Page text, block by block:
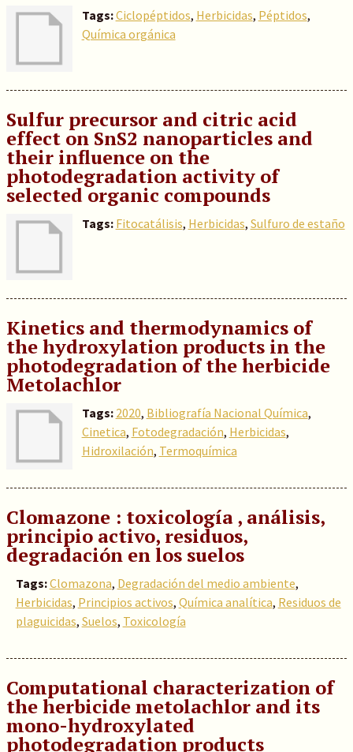
Tags:Ciclopéptidos, Herbicidas, Péptidos,
Química orgánica
Sulfur precursor and citric acid
effect on SnS2 nanoparticles and
their influence on the
photodegradation activity of
selected organic compounds
Tags: Fitocatálisis, Herbicidas, Sulfuro de estaño
Kinetics and thermodynamics of
the hydroxylation products in the
photodegradation of the herbicide
Metolachlor
Tags: 2020, Bibliografía Nacional Química,
Cinetica, Fotodegradación, Herbicidas,
Hidroxilación, Termoquímica
Clomazone : toxicología , análisis,
principio activo, residuos,
degradación en los suelos
Tags:Clomazona, Degradación del medio ambiente,
Herbicidas, Principios activos, Química analítica, Residuos de
plaguicidas, Suelos, Toxicología
Computational characterization of
the herbicide metolachlor and its
mono-hydroxylated
photodegradation products